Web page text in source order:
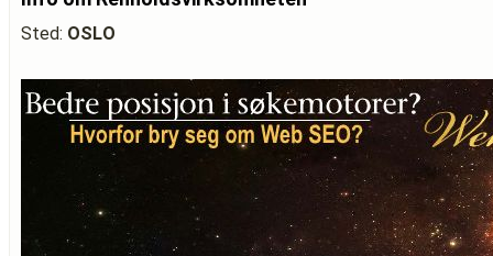
Sted: OSLO